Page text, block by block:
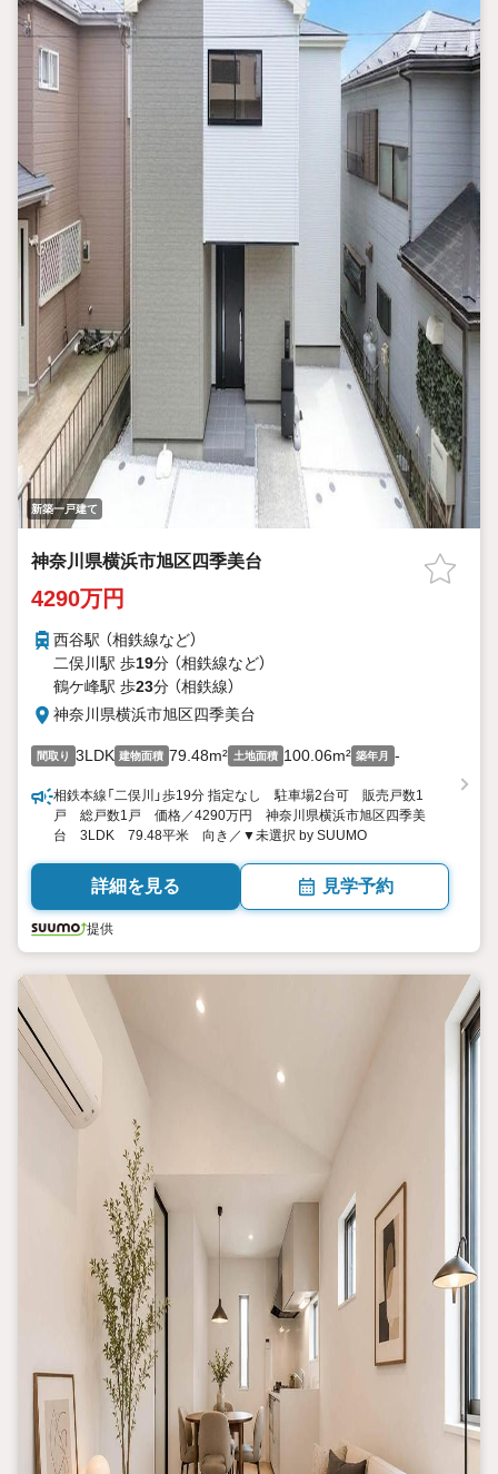
新築一戸建て
神奈川県横浜市旭区四季美台
4290万円
西谷駅 （相鉄線など）
二俣川駅 歩19分 （相鉄線など）
鶴ケ峰駅 歩23分 （相鉄線）
神奈川県横浜市旭区四季美台
間取り 3LDK 建物面積 79.48m² 土地面積 100.06m² 築年月 -
相鉄本線「二俣川」歩19分 指定なし 駐車場2台可 販売戸数1
戸 総戸数1戸 価格／4290万円 神奈川県横浜市旭区四季美
台 3LDK 79.48平米 向き／▼未選択 by SUUMO
詳細を見る 見学予約
提供